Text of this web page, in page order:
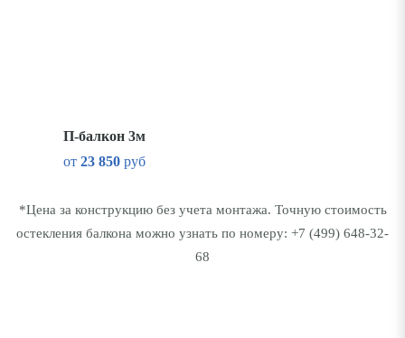
П-балкон 3м
от 23 850руб
*Цена за конструкцию без учета монтажа. Точную стоимость
остекления балкона можно узнать по номеру: +7 (499) 648-32-
68